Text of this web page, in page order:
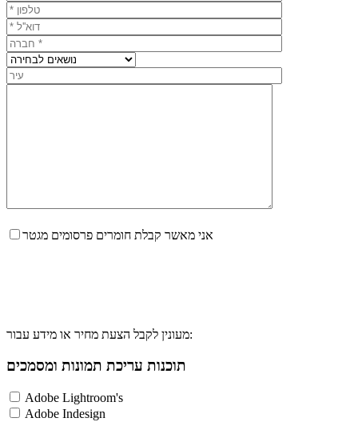
אני מאשר קבלת חומרים פרסומים מגטר
מעונין לקבל הצעת מחיר או מידע עבור:
תוכנות עריכת תמונות ומסמכים
Adobe Lightroom's
Adobe Indesign